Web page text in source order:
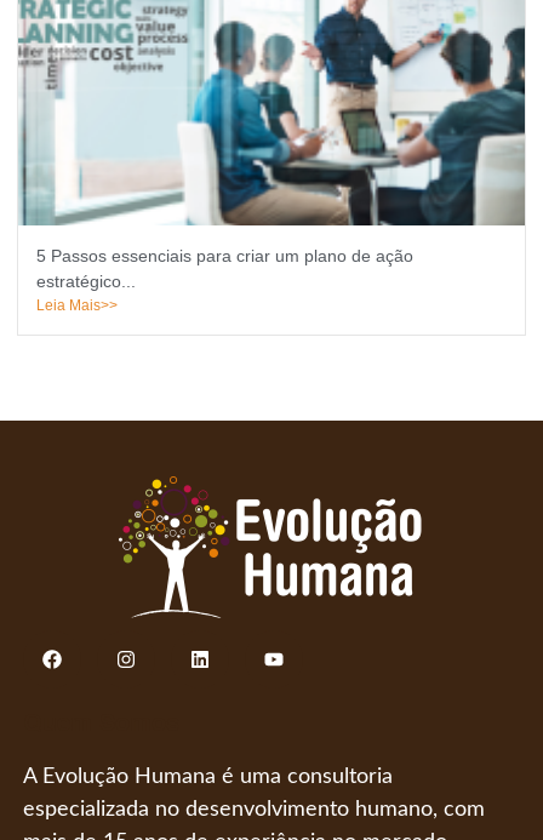
5 Passos essenciais para criar um plano de ação
estratégico...
Leia Mais>>
A Evolução Humana é uma consultoria
especializada no desenvolvimento humano, com